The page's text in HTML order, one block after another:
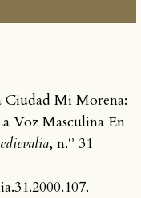
Ciudad Mi Morena:
Voz Masculina En
, n.º 31